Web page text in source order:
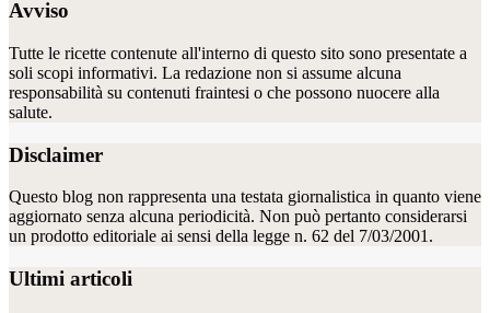
Avviso
Tutte le ricette contenute all'interno di questo sito sono presentate a
soli scopi informativi. La redazione non si assume alcuna
responsabilità su contenuti fraintesi o che possono nuocere alla
salute.
Disclaimer
Questo blog non rappresenta una testata giornalistica in quanto viene
aggiornato senza alcuna periodicità. Non può pertanto considerarsi
un prodotto editoriale ai sensi della legge n. 62 del 7/03/2001.
Ultimi articoli